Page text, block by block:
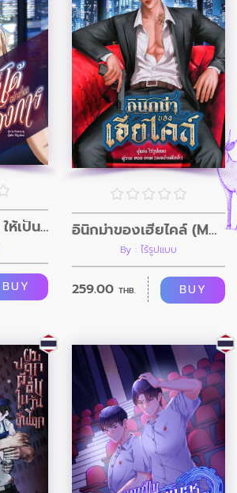
ผมเปลี่ยนใครก็ได้ ให้เป็นอย่างที่ผมต้องการ
BUY
อินิกม่าของเฮียไคล์ (Mpreg)
By : ไร้รูปแบบ
259.00 THB. BUY